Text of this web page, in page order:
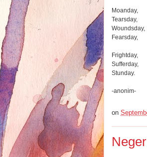
Moanday,
Tearsday,
Woundsday,
Fearsday,
Frightday,
Sufferday,
Stunday.
-anonim-
on